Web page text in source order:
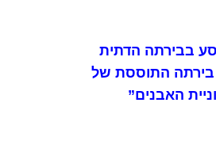
בבירתה הדתית
בירתה התוססת של
האבנים”